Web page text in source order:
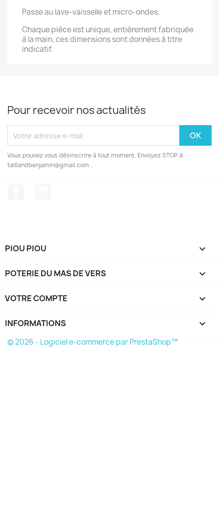
Passe au lave-vaisselle et micro-ondes.
Chaque pièce est unique, entièrement fabriquée
à la main, ces dimensions sont données à titre
indicatif.
Pour recevoir nos actualités
Vous pouvez vous désinscrire à tout moment. Envoyez STOP à
taillandbenjamin@gmail.com .
PIOU PIOU 
POTERIE DU MAS DE VERS 
VOTRE COMPTE 
INFORMATIONS keyboard_arrow_down
© 2026 - Logiciel e-commerce par PrestaShop™